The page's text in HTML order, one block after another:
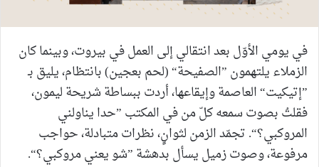
في يومي الأوّل بعد انتقالي إلى العمل في بيروت، وبينما كان
الزملاء يلتهمون ”الصفيحة“ (لحم بعجين) بانتظام، يليق بـ
”إتيكيت“ العاصمة وإيقاعها، أردت ببساطة شريحة ليمون،
فقلتُ بصوت سمعه كلّ من في المكتب ”حدا يناولني
المروكبي؟“. تجمّد الزمن لثوانٍ، نظرات متبادلة، حواجب
مرفوعة، وصوت زميل يسأل بدهشة ”شو يعني مروكبي؟“.